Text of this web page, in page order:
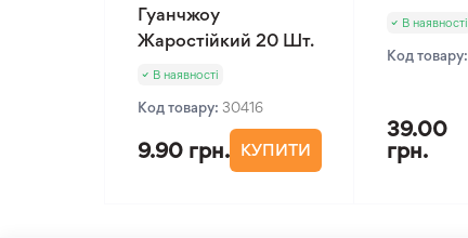
Гуанчжоу
Жаростійкий 20 Шт.
В наявності
Код товару: 30416
9.90 грн. КУПИТИ
В наявності
Код товару:
39.00
грн.